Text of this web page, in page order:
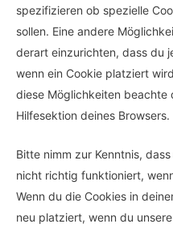
spezifizieren ob spezielle
sollen. Eine andere
derart einzurichten, dass du
wenn ein Cookie platziert
diese Möglichkeiten beachte
Hilfesektion deines Browsers.
Bitte nimm zur Kenntnis,
nicht richtig funktioniert,
Wenn du die Cookies in
neu platziert, wenn du